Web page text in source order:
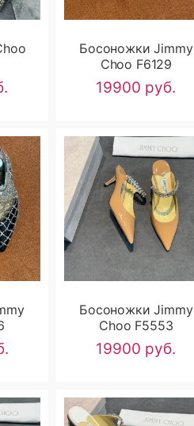
Босоножки Jimmy
Choo F6129
19900 руб.
Босоножки Jimmy
Choo F5553
19900 руб.